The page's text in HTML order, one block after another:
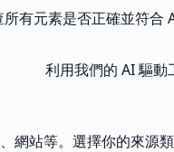
有元素是否正確並符合
利用我們的 AI 驅動
網站等。選擇你的來源